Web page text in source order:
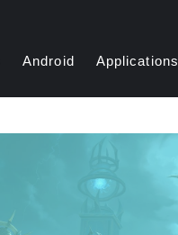
Android Applications